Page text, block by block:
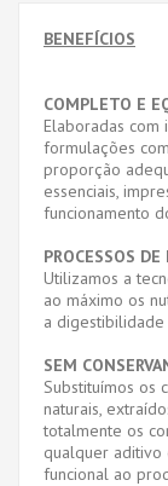
BENEFÍCIOS
COMPLETO E
Elaboradas com
formulações
proporção
essenciais,
funcionamento
PROCESSOS
Utilizamos a
ao máximo os
a
SEM
Substituímos os
naturais,
totalmente os
qualquer aditivo
funcional ao